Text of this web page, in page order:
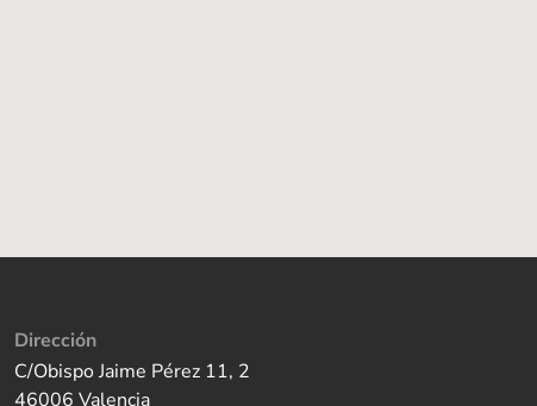
Dirección
C/Obispo Jaime Pérez 11, 2
46006 Valencia